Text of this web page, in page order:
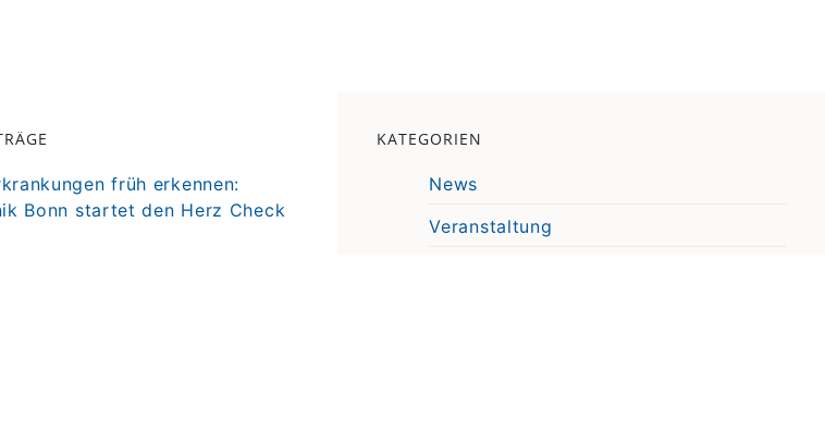
früh erkennen:
Bonn startet den Herz Check
KATEGORIEN
News
Veranstaltung